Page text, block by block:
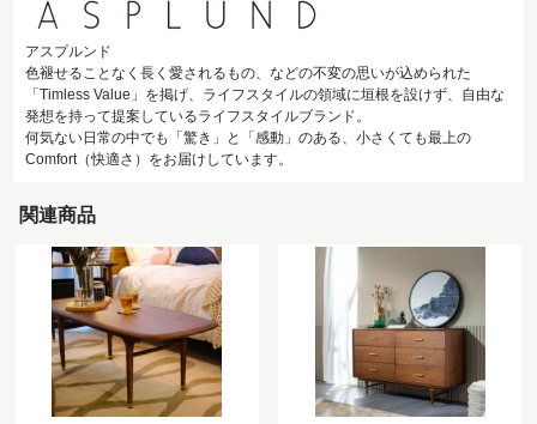
アスプルンド
色褪せることなく長く愛されるもの、などの不変の思いが込められた
「Timless Value」を掲げ、ライフスタイルの領域に垣根を設けず、自由な
発想を持って提案しているライフスタイルブランド。
何気ない日常の中でも「驚き」と「感動」のある、小さくても最上の
Comfort（快適さ）をお届けしています。
関連商品